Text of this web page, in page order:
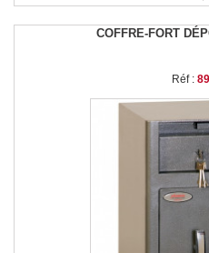
COFFRE-FORT
Réf :